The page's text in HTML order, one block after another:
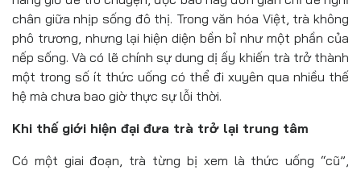
chân giữa nhịp sống đô thị. Trong văn hóa Việt, trà không
phô trương, nhưng lại hiện diện bền bỉ như một phần của
nếp sống. Và có lẽ chính sự dung dị ấy khiến trà trở thành
một trong số ít thức uống có thể đi xuyên qua nhiều thế
hệ mà chưa bao giờ thực sự lỗi thời.
Khi thế giới hiện đại đưa trà trở lại trung tâm
Có một giai đoạn, trà từng bị xem là thức uống “cũ”,